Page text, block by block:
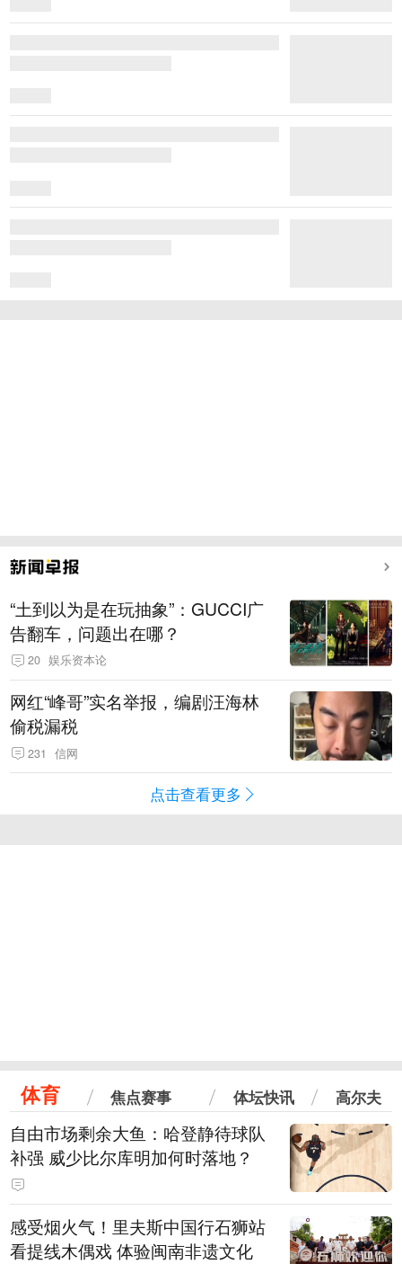
“土到以为是在玩抽象”：GUCCI广
告翻车，问题出在哪？
20 娱乐资本论
网红“峰哥”实名举报，编剧汪海林
偷税漏税
231 信网
点击查看更多
体育 焦点赛事 体坛快讯 高尔夫
自由市场剩余大鱼：哈登静待球队
补强 威少比尔库明加何时落地？
感受烟火气！里夫斯中国行石狮站
看提线木偶戏 体验闽南非遗文化